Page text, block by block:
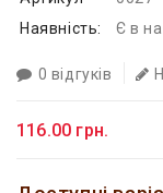
Наявність:
Є в
0 відгуків
116.00 грн.